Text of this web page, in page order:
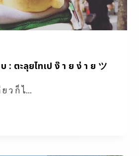
: ตะลุยไทเป ง๊ า ย ง่ า ย ツ
ว ก็ ไ…